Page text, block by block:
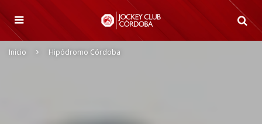
Inicio Hipódromo Córdoba